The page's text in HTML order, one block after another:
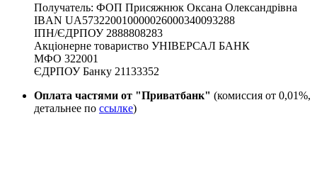
Получатель: ФОП Присяжнюк Оксана Олександрівна
IBAN UA573220010000026000340093288
ІПН/ЄДРПОУ 2888808283
Акціонерне товариство УНІВЕРСАЛ БАНК
МФО 322001
ЄДРПОУ Банку 21133352
Оплата частями от "Приватбанк" (комиссия от 0,01%,
детальнее по ссылке)